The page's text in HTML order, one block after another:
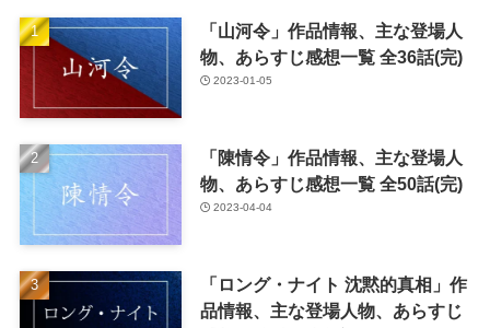
「山河令」作品情報、主な登場人
物、あらすじ感想一覧 全36話(完)
2023-01-05
「陳情令」作品情報、主な登場人
物、あらすじ感想一覧 全50話(完)
2023-04-04
「ロング・ナイト 沈黙的真相」作
品情報、主な登場人物、あらすじ